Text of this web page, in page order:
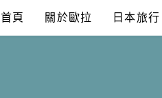
首頁 關於歐拉 日本旅行